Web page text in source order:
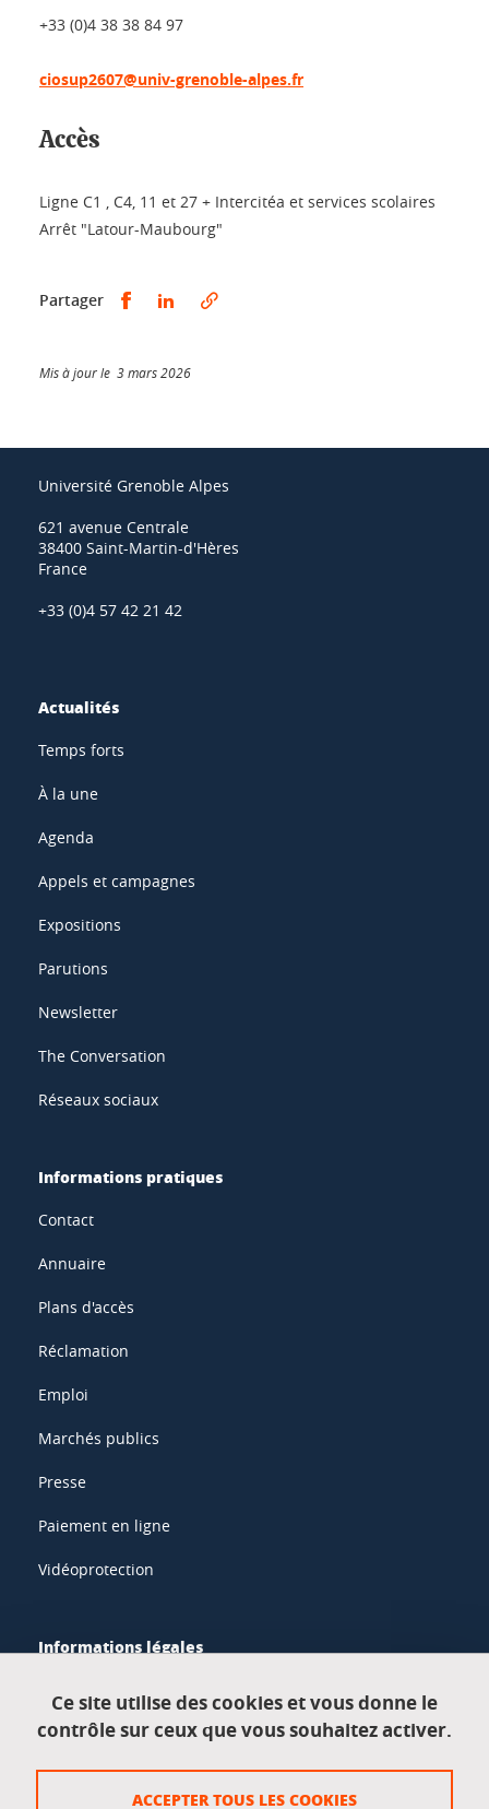
+33 (0)4 38 38 84 97
ciosup2607@univ-grenoble-alpes.fr
Accès
Ligne C1 , C4, 11 et 27 + Intercitéa et services scolaires
Arrêt "Latour-Maubourg"
Partager Partager sur Facebook
Partager sur LinkedIn
Mis à jour le 3 mars 2026
Université Grenoble Alpes
621 avenue Centrale
38400 Saint-Martin-d'Hères
France
+33 (0)4 57 42 21 42
Actualités
Temps forts
À la une
Agenda
Appels et campagnes
Expositions
Parutions
Newsletter
The Conversation
Réseaux sociaux
Informations pratiques
Contact
Annuaire
Plans d'accès
Réclamation
Emploi
Marchés publics
Presse
Paiement en ligne
Vidéoprotection
Informations légales
Données personnelles
Crédits
Ce site utilise des cookies et vous donne le
contrôle sur ceux que vous souhaitez activer.
ACCEPTER TOUS LES COOKIES